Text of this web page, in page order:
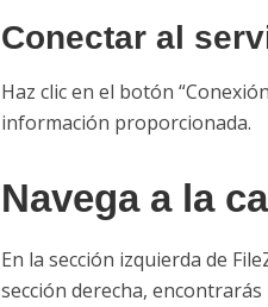
Conectar al
Haz clic en el botón
información proporcionada.
Navega a la
En la sección izquierda de
sección derecha,